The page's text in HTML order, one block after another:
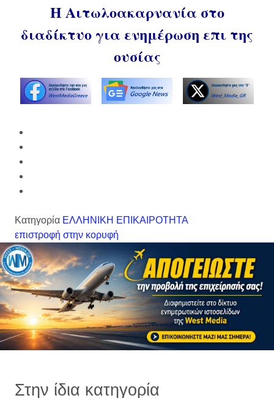
Η Αιτωλοακαρνανία στο
διαδίκτυο για ενημέρωση επι της
ουσίας
Κατηγορία ΕΛΛΗΝΙΚΗ ΕΠΙΚΑΙΡΟΤΗΤΑ
επιστροφή στην κορυφή
Στην ίδια κατηγορία